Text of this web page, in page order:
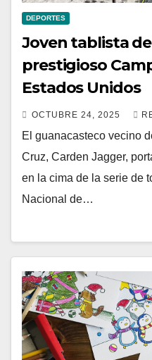
DEPORTES
Joven tablista
prestigioso
Estados Unidos
OCTUBRE 24, 2025
El guanacasteco vecino
Cruz, Carden Jagger,
en la cima de la serie de
Nacional de…